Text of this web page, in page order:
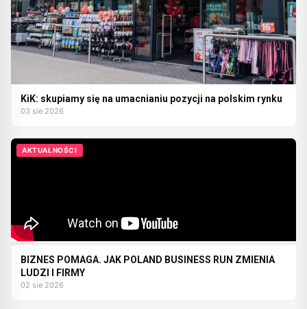
KiK: skupiamy się na umacnianiu pozycji na polskim rynku
03 sie 2026
AKTUALNOŚCI
BIZNES POMAGA. JAK POLAND BUSINESS RUN ZMIENIA
LUDZI I FIRMY
02 sie 2026